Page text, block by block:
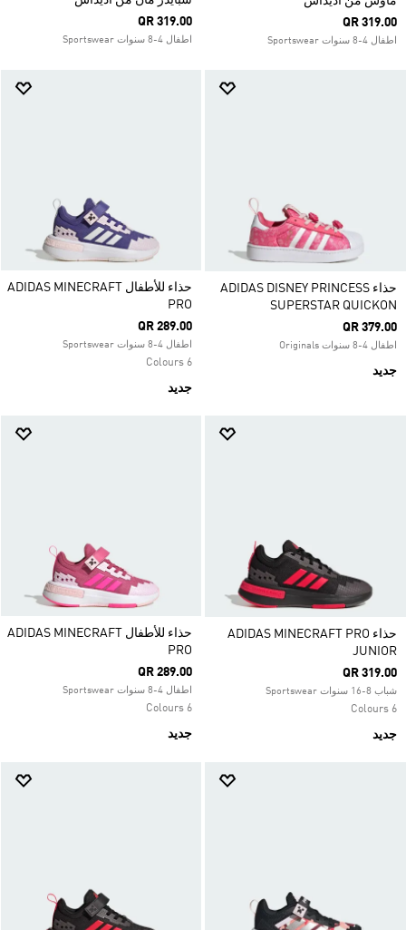
QR 319.00
اطفال 4-8 سنوات Sportswear
QR 319.00
اطفال 4-8 سنوات Sportswear
حذاء ADIDAS DISNEY PRINCESS
SUPERSTAR QUICKON
QR 379.00
اطفال 4-8 سنوات Originals
جديد
حذاء للأطفال ADIDAS MINECRAFT
PRO
QR 289.00
اطفال 4-8 سنوات Sportswear
6 Colours
جديد
حذاء ADIDAS MINECRAFT PRO
JUNIOR
QR 319.00
شباب 8-16 سنوات Sportswear
6 Colours
جديد
حذاء للأطفال ADIDAS MINECRAFT
PRO
QR 289.00
اطفال 4-8 سنوات Sportswear
6 Colours
جديد